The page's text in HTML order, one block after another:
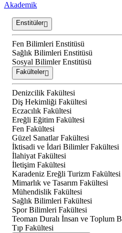
Akademik
Enstitüler
Fen Bilimleri Enstitüsü
Sağlık Bilimleri Enstitüsü
Sosyal Bilimler Enstitüsü
Fakülteler
Denizcilik Fakültesi
Diş Hekimliği Fakültesi
Eczacılık Fakültesi
Ereğli Eğitim Fakültesi
Fen Fakültesi
Güzel Sanatlar Fakültesi
İktisadi ve İdari Bilimler Fakültesi
İlahiyat Fakültesi
İletişim Fakültesi
Karadeniz Ereğli Turizm Fakültesi
Mimarlık ve Tasarım Fakültesi
Mühendislik Fakültesi
Sağlık Bilimleri Fakültesi
Spor Bilimleri Fakültesi
Teoman Duralı İnsan ve Toplum
Tıp Fakültesi